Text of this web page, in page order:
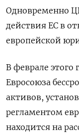
Одновременно
действия ЕС в
европейской
В феврале этого
Евросоюза
активов,
регламентом
находится на